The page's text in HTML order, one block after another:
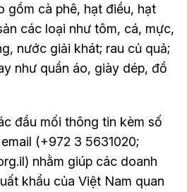
gồm cà phê, hạt điều, hạt
các loại như tôm, cá, mực,
nước giải khát; rau củ quả;
như quần áo, giày dép, đồ
đầu mối thông tin kèm số
(+972 3 5631020;
nhằm giúp các doanh
khẩu của Việt Nam quan